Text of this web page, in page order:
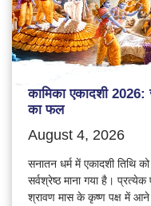
कामिका एकादशी 2026:
का फल
August 4, 2026
सनातन धर्म में एकादशी तिथि
सर्वश्रेष्ठ माना गया है।
श्रावण मास के कृष्ण पक्ष में आने